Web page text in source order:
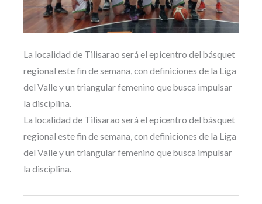
La localidad de Tilisarao será el epicentro del básquet
regional este fin de semana, con definiciones de la Liga
del Valle y un triangular femenino que busca impulsar
la disciplina.
La localidad de Tilisarao será el epicentro del básquet
regional este fin de semana, con definiciones de la Liga
del Valle y un triangular femenino que busca impulsar
la disciplina.